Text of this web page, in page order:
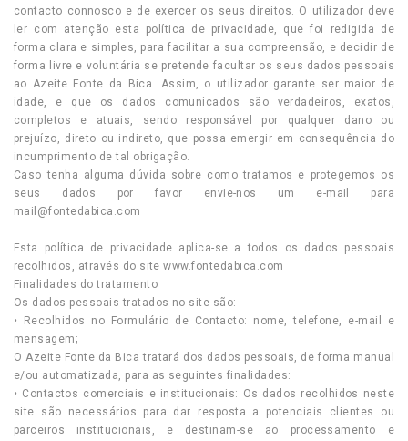
contacto connosco e de exercer os seus direitos. O utilizador deve
ler com atenção esta política de privacidade, que foi redigida de
forma clara e simples, para facilitar a sua compreensão, e decidir de
forma livre e voluntária se pretende facultar os seus dados pessoais
ao Azeite Fonte da Bica. Assim, o utilizador garante ser maior de
idade, e que os dados comunicados são verdadeiros, exatos,
completos e atuais, sendo responsável por qualquer dano ou
prejuízo, direto ou indireto, que possa emergir em consequência do
incumprimento de tal obrigação.
Caso tenha alguma dúvida sobre como tratamos e protegemos os
seus dados por favor envie-nos um e-mail para
mail@fontedabica.com
Esta política de privacidade aplica-se a todos os dados pessoais
recolhidos, através do sitewww.fontedabica.com
Finalidades do tratamento
Os dados pessoais tratados no site são:
• Recolhidos no Formulário de Contacto: nome, telefone, e-mail e
mensagem;
O Azeite Fonte da Bica tratará dos dados pessoais, de forma manual
e/ou automatizada, para as seguintes finalidades:
• Contactos comerciais e institucionais: Os dados recolhidos neste
site são necessários para dar resposta a potenciais clientes ou
parceiros institucionais, e destinam-se ao processamento e